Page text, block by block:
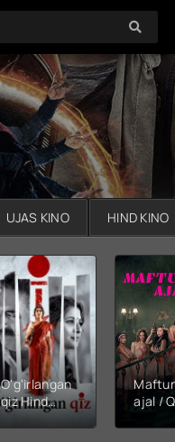
UJAS KINO HIND KINO
O'g'irlangan
qiz Hind
kinosi 2026
ajal /